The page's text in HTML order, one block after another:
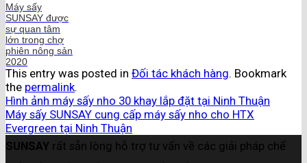
Máy sấy
SUNSAY được
sự quan tâm
lớn trong chợ
phiên nông sản
2020
This entry was posted in Đối tác khách hàng. Bookmark
the permalink.
Hình ảnh máy sấy nho 30 khay lắp đặt tại Ninh Thuận
Máy sấy SUNSAY cung cấp máy sấy nho cho HTX
Evergreen tại Ninh Thuận
SUNSAY rất sẵn lòng hỗ trợ tư vấn về các giải pháp chế